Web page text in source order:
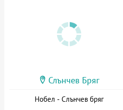
Слънчев Бряг
Нобел - Слънчев бряг